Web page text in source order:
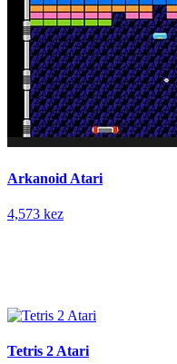
Arkanoid Atari
4,573 kez
Tetris 2 Atari